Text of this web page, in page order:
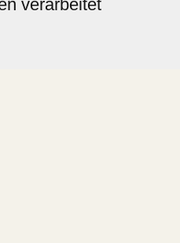
verarbeitet